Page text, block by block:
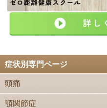
症状別専門ページ
頭痛
顎関節症